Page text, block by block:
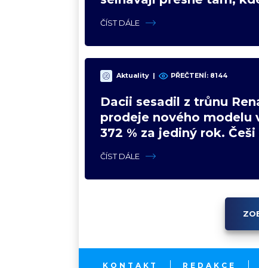
nejsilnější
ČÍST DÁLE
Aktuality | PŘEČTENÍ: 8144
Dacii sesadil z trůnu
prodeje nového modelu
372 % za jediný rok.
svojí pohádku
ČÍST DÁLE
KONTAKT REDAKCE